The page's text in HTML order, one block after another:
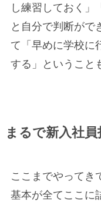
し練習しておく」
と自分で判断がで
て「早めに学校に
する」ということ
まるで新入社員
ここまでやってき
基本が全てここに